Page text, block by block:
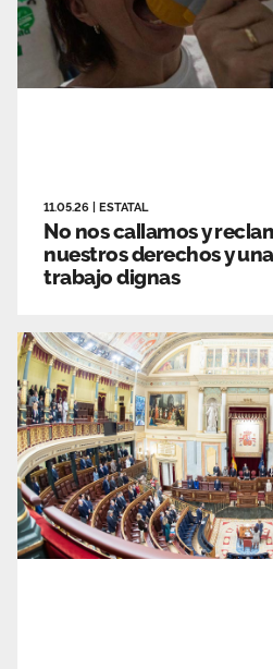
11.05.26 ESTATAL
No nos callamos y
nuestros derechos y
trabajo dignas